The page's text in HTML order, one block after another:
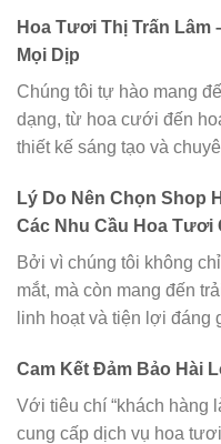
Hoa Tươi Thị Trấn Lâm
Mọi Dịp
Chúng tôi tự hào mang
dạng, từ hoa cưới đến
thiết kế sáng tạo và
Lý Do Nên Chọn Shop
Các Nhu Cầu Hoa Tươi
Bởi vì chúng tôi không
mắt, mà còn mang đến
linh hoạt và tiện lợi đáng
Cam Kết Đảm Bảo Hài
Với tiêu chí “khách hàng
cung cấp dịch vụ hoa